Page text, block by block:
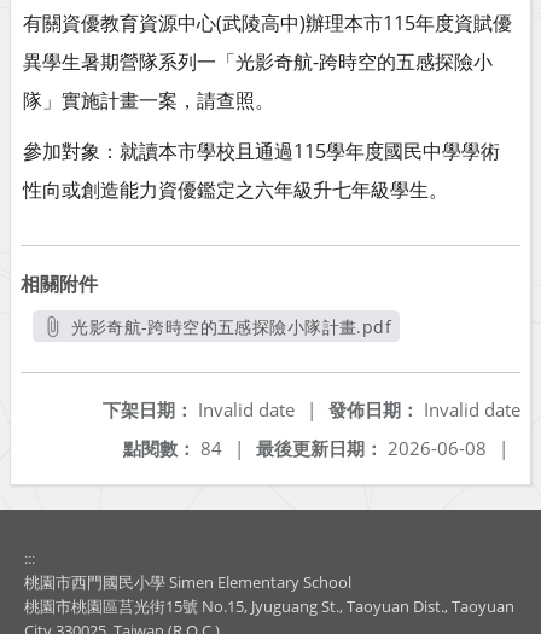
有關資優教育資源中心(武陵高中)辦理本市115年度資賦優
異學生暑期營隊系列一「光影奇航-跨時空的五感探險小
隊」實施計畫一案，請查照。
參加對象：就讀本市學校且通過115學年度國民中學學術
性向或創造能力資優鑑定之六年級升七年級學生。
相關附件
光影奇航-跨時空的五感探險小隊計畫.pdf
發佈日期： Invalid date
下架日期： Invalid date
|
最後更新日期： 2026-06-08 |
點閱數： 84 |
:::
桃園市西門國民小學 Simen Elementary School
桃園市桃園區莒光街15號 No.15, Jyuguang St., Taoyuan Dist., Taoyuan